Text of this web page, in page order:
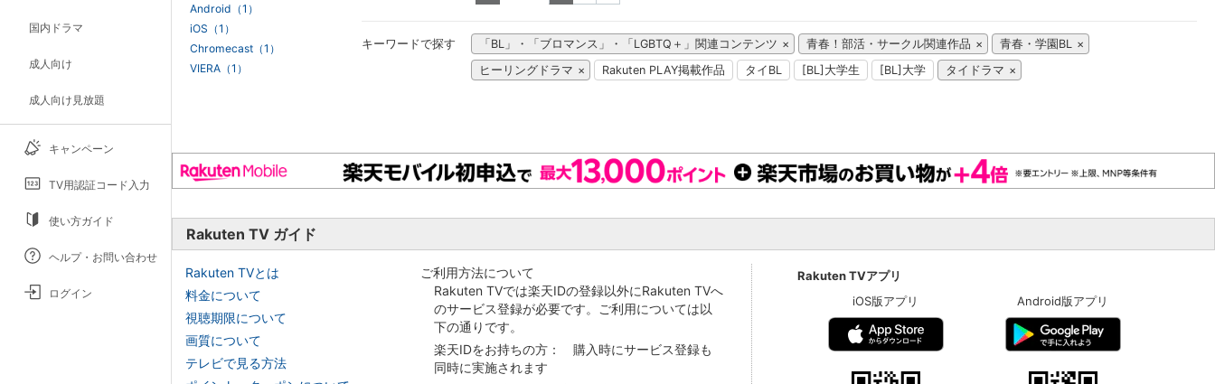
国内ドラマ
成人向け
成人向け見放題
キャンペーン
TV用認証コード入力
使い方ガイド
ヘルプ・お問い合わせ
ログイン
キーワードで探す 「BL」・「ブロマンス」・「LGBTQ＋」関連コンテンツ 青春！部活・サークル関連作品
青春・学園BL
ヒーリングドラマ
Rakuten PLAY掲載作品 タイBL [BL]大学生 [BL]大学 タイドラマ
Android（1）
iOS（1）
Chromecast（1）
VIERA（1）
Rakuten TV ガイド
Rakuten TVとは
料金について
視聴期限について
画質について
テレビで見る方法
ご利用方法について
Rakuten TVでは楽天IDの登録以外にRakuten TVへ
のサービス登録が必要です。ご利用については以
下の通りです。
楽天IDをお持ちの方： 購入時にサービス登録も
同時に実施されます
Rakuten TVアプリ
iOS版アプリ
Android版アプリ